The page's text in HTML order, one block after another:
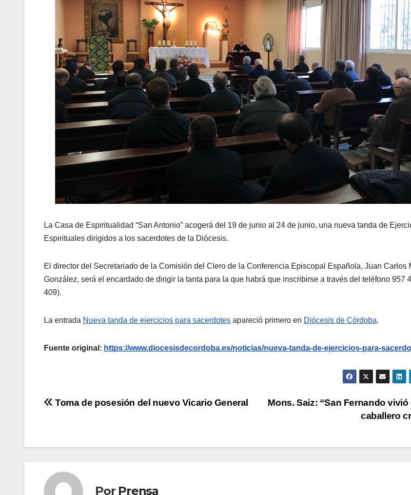
La Casa de Espiritualidad “San Antonio” acogerá del 19 de junio al 24 de junio, una nueva tanda de
Espirituales dirigidos a los sacerdotes de la Diócesis.
El director del Secretariado de la Comisión del Clero de la Conferencia Episcopal Española, Juan Carlos
González, será el encardado de dirigir la tanta para la que habrá que inscribirse a través del teléfono 957
409).
La entrada Nueva tanda de ejercicios para sacerdotes apareció primero en Diócesis de Córdoba.
Fuente original: https://www.diocesisdecordoba.es/noticias/nueva-tanda-de-ejercicios-para-
Navegación
entradas
Mons. Saiz: “San Fernando vivió
caballero
Toma de posesión del nuevo Vicario General
Por Prensa